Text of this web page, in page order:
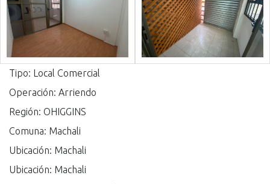
Tipo: Local Comercial
Operación: Arriendo
Región: OHIGGINS
Comuna: Machali
Ubicación: Machali
Ubicación: Machali